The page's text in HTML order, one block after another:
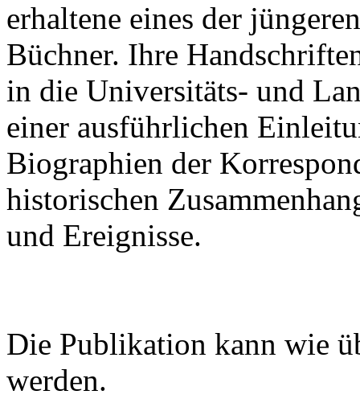
erhaltene eines der
Büchner. Ihre
in die Universitäts- und
einer ausführlichen
Biographien der
historischen
und Ereignisse.
Die Publikation kann wie
werden.